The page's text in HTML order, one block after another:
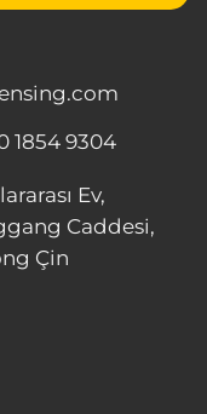
1854 9304
Ev,
Caddesi,
Çin